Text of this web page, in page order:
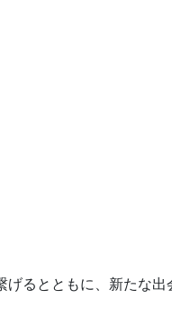
るとともに、新たな出